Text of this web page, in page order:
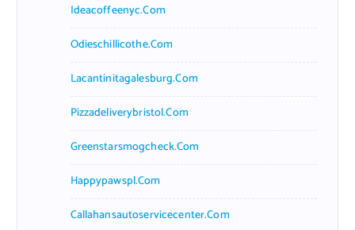
Ideacoffeenyc.com
Odieschillicothe.com
Lacantinitagalesburg.com
Pizzadeliverybristol.com
Greenstarsmogcheck.com
Happypawspl.com
Callahansautoservicecenter.com